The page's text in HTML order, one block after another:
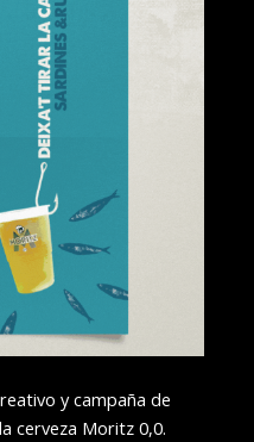
y campaña de
cerveza Moritz 0,0.